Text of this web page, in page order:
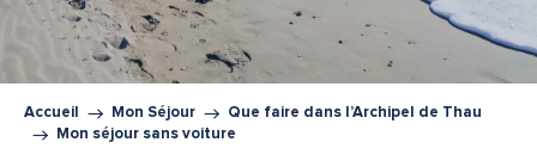
Accueil Mon Séjour
Que faire dans l’Archipel de Thau
Mon séjour sans voiture